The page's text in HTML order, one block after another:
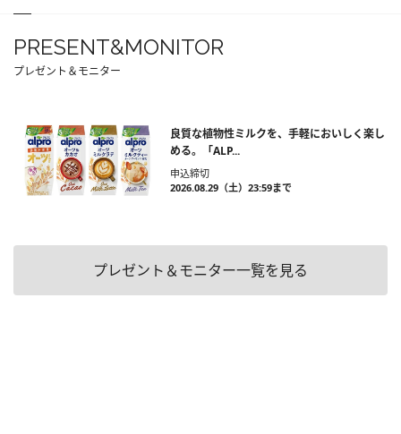
PRESENT&MONITOR
プレゼント＆モニター
良質な植物性ミルクを、手軽においしく楽し
める。「ALP...
申込締切
2026.08.29（土）23:59まで
プレゼント＆モニター一覧を見る